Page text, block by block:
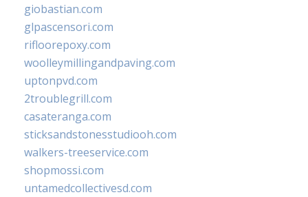
giobastian.com
glpascensori.com
rifloorepoxy.com
woolleymillingandpaving.com
uptonpvd.com
2troublegrill.com
casateranga.com
sticksandstonesstudiooh.com
walkers-treeservice.com
shopmossi.com
untamedcollectivesd.com